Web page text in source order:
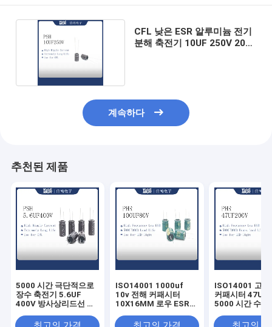
CFL 낮은 ESR 알루미늄 전기
분해 축전기 10UF 250V 20%
계속하다
추천된 제품
5000 시간 극단적으로
장수 축전기 5.6UF
400V 방사상리드선 전
ISO14001 1000uf
10v 전해 커패시터
10X16MM 로우 ESR
ISO14001 고주
커패시터 47UF
5000 시간 수명